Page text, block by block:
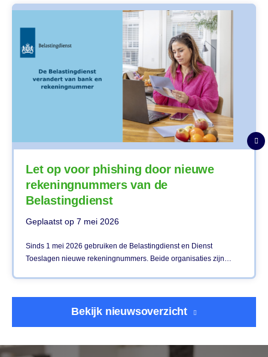
Let op voor phishing door nieuwe
rekeningnummers van de
Belastingdienst
Geplaatst op 7 mei 2026
Sinds 1 mei 2026 gebruiken de Belastingdienst en Dienst
Toeslagen nieuwe rekeningnummers. Beide organisaties zijn…
Bekijk nieuwsoverzicht